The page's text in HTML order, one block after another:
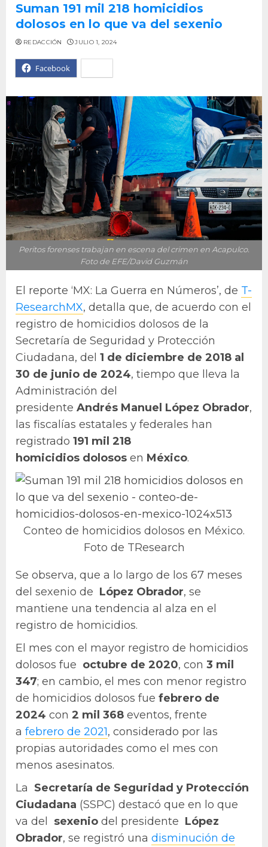
Suman 191 mil 218 homicidios
dolosos en lo que va del sexenio
Facebook
REDACCIÓN JULIO 1, 2024
Peritos forenses trabajan en escena del crimen en Acapulco.
Foto de EFE/David Guzmán
El reporte ‘MX: La Guerra en Números’, de T-
ResearchMX, detalla que, de acuerdo con el
registro de homicidios dolosos de la
Secretaría de Seguridad y Protección
Ciudadana, del 1 de diciembre de 2018 al
30 de junio de 2024, tiempo que lleva la
Administración del
presidente Andrés Manuel López Obrador,
las fiscalías estatales y federales han
registrado 191 mil 218
homicidios dolosos en México.
Conteo de homicidios dolosos en México.
Foto de TResearch
Se observa, que a lo largo de los 67 meses
del sexenio de López Obrador, se
mantiene una tendencia al alza en el
registro de homicidios.
El mes con el mayor registro de homicidios
dolosos fue octubre de 2020, con 3 mil
347; en cambio, el mes con menor registro
de homicidios dolosos fue febrero de
2024 con 2 mil 368 eventos, frente
a febrero de 2021, considerado por las
propias autoridades como el mes con
menos asesinatos.
La Secretaría de Seguridad y Protección
Ciudadana (SSPC) destacó que en lo que
va del sexenio del presidente López
Obrador, se registró una disminución de